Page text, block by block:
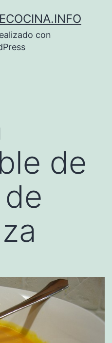
con
de